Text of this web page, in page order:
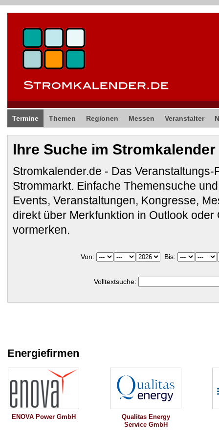
Termine Themen Regionen Messen Veranstalter
Ihre Suche im Stromkalender
Stromkalender.de - Das Veranstaltungs-
Strommarkt. Einfache Themensuche
Events, Veranstaltungen, Kongresse,
direkt über Merkfunktion in Outlook oder
vormerken.
Von: Bis:
Volltextsuche:
Energiefirmen
ENOVA Power GmbH
Qualitas Energy
Service GmbH